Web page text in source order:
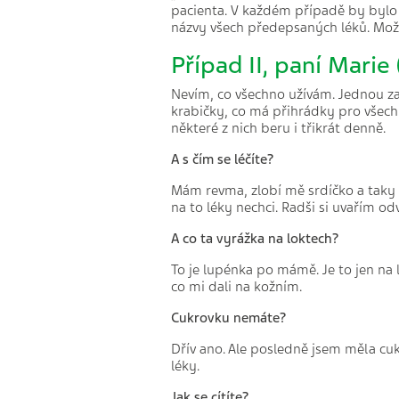
pacienta. V každém případě by
názvy všech předepsaných léků.
Případ II, paní Marie
Nevím, co všechno užívám. Jednou
krabičky, co má přihrádky pro
některé z nich beru i třikrát denně.
A s čím se léčíte?
Mám revma, zlobí mě srdíčko a
na to léky nechci. Radši si uvařím
A co ta vyrážka na loktech?
To je lupénka po mámě. Je to jen
co mi dali na kožním.
Cukrovku nemáte?
Dřív ano. Ale posledně jsem měla
léky.